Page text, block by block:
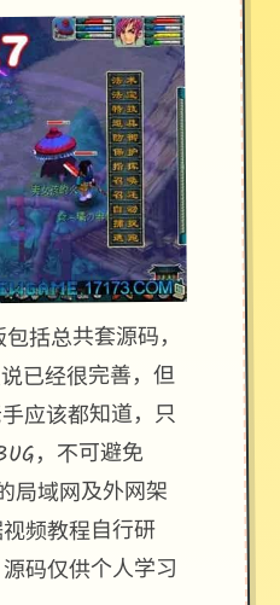
括总共套源码，
已经很完善，但
应该都知道，只
，不可避免
局域网及外网架
频教程自行研
码仅供个人学习